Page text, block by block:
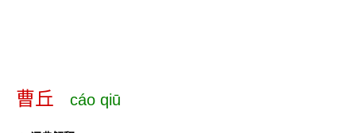
曹丘 cáo qiū